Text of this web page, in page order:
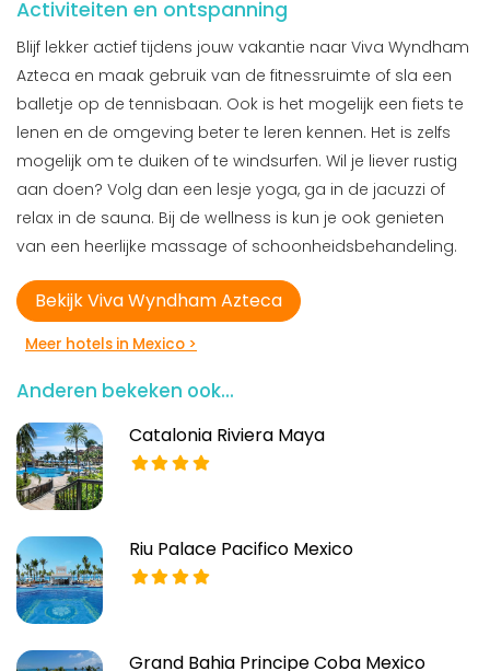
Activiteiten en ontspanning
Blijf lekker actief tijdens jouw vakantie naar Viva Wyndham
Azteca en maak gebruik van de fitnessruimte of sla een
balletje op de tennisbaan. Ook is het mogelijk een fiets te
lenen en de omgeving beter te leren kennen. Het is zelfs
mogelijk om te duiken of te windsurfen. Wil je liever rustig
aan doen? Volg dan een lesje yoga, ga in de jacuzzi of
relax in de sauna. Bij de wellness is kun je ook genieten
van een heerlijke massage of schoonheidsbehandeling.
Bekijk Viva Wyndham Azteca
Meer hotels in Mexico >
Anderen bekeken ook...
Catalonia Riviera Maya
Riu Palace Pacifico Mexico
Grand Bahia Principe Coba Mexico